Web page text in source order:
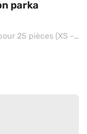
parka
Prix à l'unité pour 25 pièces (XS - Navy)